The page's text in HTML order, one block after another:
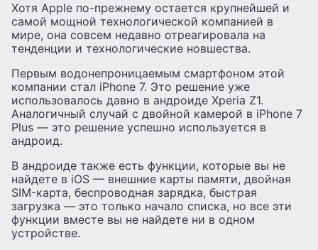
Хотя Apple по-прежнему остается крупнейшей и
самой мощной технологической компанией в
мире, она совсем недавно отреагировала на
тенденции и технологические новшества.
Первым водонепроницаемым смартфоном этой
компании стал iPhone 7. Это решение уже
использовалось давно в андроиде Xperia Z1.
Аналогичный случай с двойной камерой в iPhone 7
Plus — это решение успешно используется в
андроид.
В андроиде также есть функции, которые вы не
найдете в iOS — внешние карты памяти, двойная
SIM-карта, беспроводная зарядка, быстрая
загрузка — это только начало списка, но все эти
функции вместе вы не найдете ни в одном
устройстве.